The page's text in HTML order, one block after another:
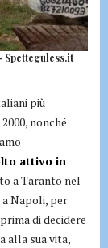
Spetteguless.it
più
nonché
attivo in
a Taranto nel
a Napoli, per
di decidere
alla sua vita,